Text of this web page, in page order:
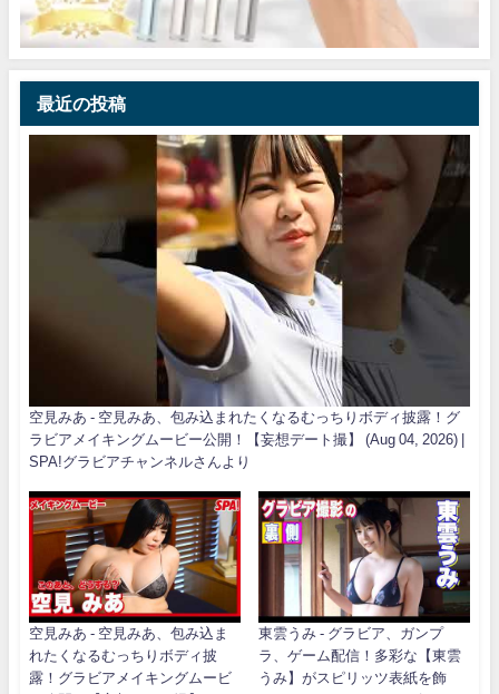
最近の投稿
空見みあ - 空見みあ、包み込まれたくなるむっちりボディ披露！グ
ラビアメイキングムービー公開！【妄想デート撮】 (Aug 04, 2026) |
SPA!グラビアチャンネルさんより
空見みあ - 空見みあ、包み込ま
れたくなるむっちりボディ披
露！グラビアメイキングムービ
東雲うみ - グラビア、ガンプ
ラ、ゲーム配信！多彩な【東雲
うみ】がスピリッツ表紙を飾